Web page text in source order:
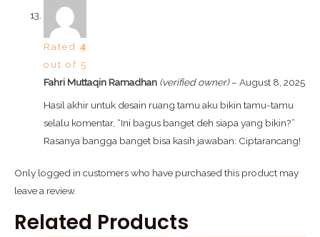
Rated4
out of 5
Fahri Muttaqin Ramadhan (verified owner) – August 8, 2025
Hasil akhir untuk desain ruang tamu aku bikin tamu-tamu
selalu komentar, “Ini bagus banget deh siapa yang bikin?”
Rasanya bangga banget bisa kasih jawaban: Ciptarancang!
Only logged in customers who have purchased this product may
leave a review.
Related Products